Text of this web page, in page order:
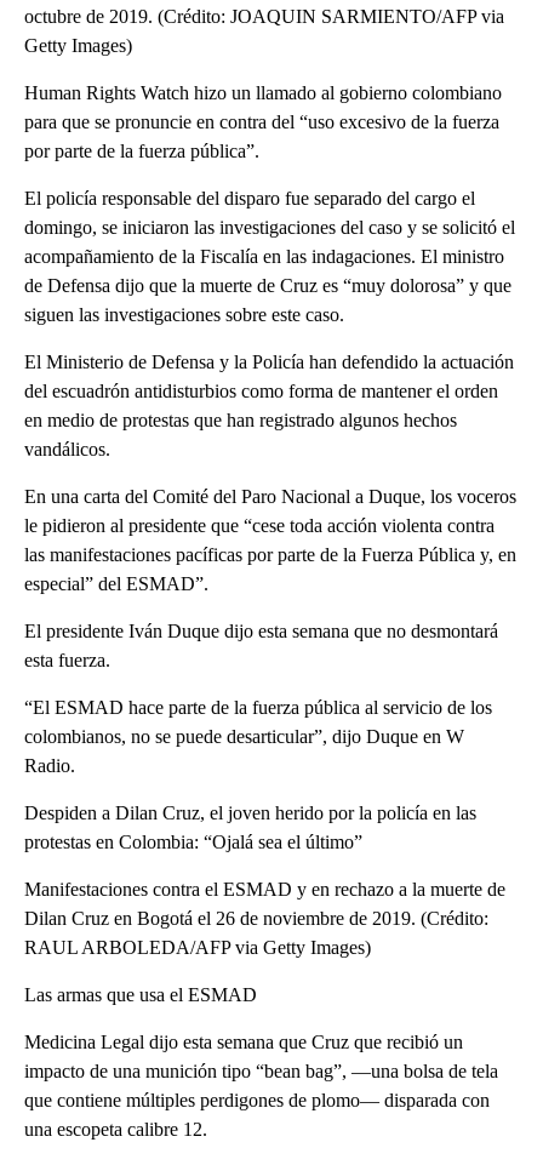
octubre de 2019. (Crédito: JOAQUIN SARMIENTO/AFP via
Getty Images)
Human Rights Watch hizo un llamado al gobierno colombiano
para que se pronuncie en contra del “uso excesivo de la fuerza
por parte de la fuerza pública”.
El policía responsable del disparo fue separado del cargo el
domingo, se iniciaron las investigaciones del caso y se solicitó el
acompañamiento de la Fiscalía en las indagaciones. El ministro
de Defensa dijo que la muerte de Cruz es “muy dolorosa” y que
siguen las investigaciones sobre este caso.
El Ministerio de Defensa y la Policía han defendido la actuación
del escuadrón antidisturbios como forma de mantener el orden
en medio de protestas que han registrado algunos hechos
vandálicos.
En una carta del Comité del Paro Nacional a Duque, los voceros
le pidieron al presidente que “cese toda acción violenta contra
las manifestaciones pacíficas por parte de la Fuerza Pública y, en
especial” del ESMAD”.
El presidente Iván Duque dijo esta semana que no desmontará
esta fuerza.
“El ESMAD hace parte de la fuerza pública al servicio de los
colombianos, no se puede desarticular”, dijo Duque en W
Radio.
Despiden a Dilan Cruz, el joven herido por la policía en las
protestas en Colombia: “Ojalá sea el último”
Manifestaciones contra el ESMAD y en rechazo a la muerte de
Dilan Cruz en Bogotá el 26 de noviembre de 2019. (Crédito:
RAUL ARBOLEDA/AFP via Getty Images)
Las armas que usa el ESMAD
Medicina Legal dijo esta semana que Cruz que recibió un
impacto de una munición tipo “bean bag”, —una bolsa de tela
que contiene múltiples perdigones de plomo— disparada con
una escopeta calibre 12.